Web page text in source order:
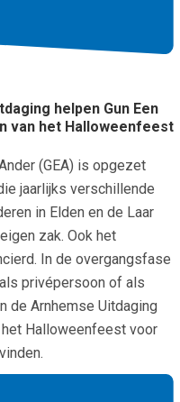
helpen Gun Een
van het Halloweenfeest
(GEA) is opgezet
jaarlijks verschillende
in Elden en de Laar
zak. Ook het
In de overgangsfase
privépersoon of als
de Arnhemse Uitdaging
Halloweenfeest voor